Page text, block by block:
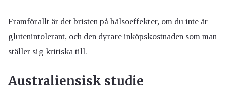
Framförallt är det bristen på hälsoeffekter, om du inte är
glutenintolerant, och den dyrare inköpskostnaden som man
ställer sig kritiska till.
Australiensisk studie